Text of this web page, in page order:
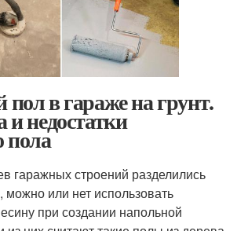
в гараже на грунт.
и недостатки
пола
гаражных строений разделились
можно или нет использовать
при создании напольной